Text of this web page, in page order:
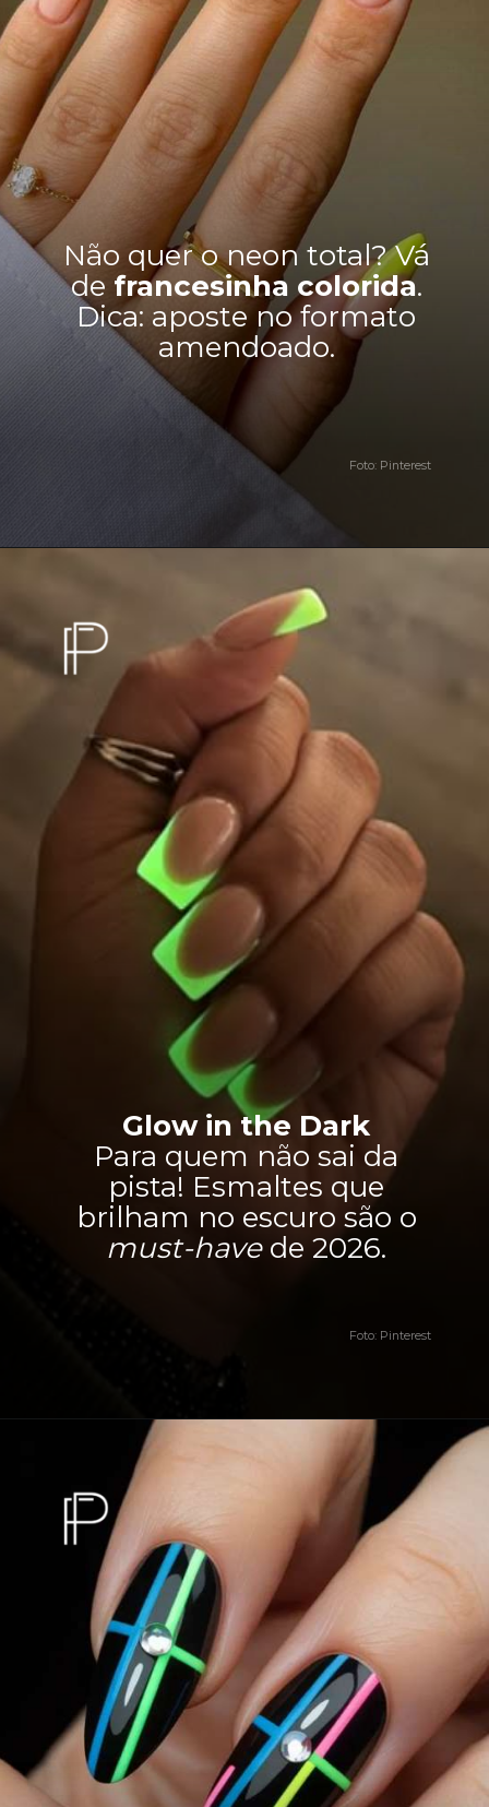
Não quer o neon total? Vá
de francesinha colorida.
Dica: aposte no formato
amendoado.
Foto: Pinterest
Glow in the Dark
Para quem não sai da
pista! Esmaltes que
brilham no escuro são o
must-havede 2026.
Foto: Pinterest